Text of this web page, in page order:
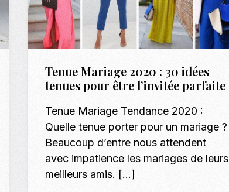
Tenue Mariage 2020 : 30 idées
tenues pour être l’invitée parfaite
Tenue Mariage Tendance 2020 :
Quelle tenue porter pour un mariage ?
Beaucoup d’entre nous attendent
avec impatience les mariages de leurs
meilleurs amis. […]